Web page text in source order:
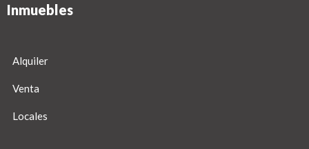
Inmuebles
Alquiler
Venta
Locales